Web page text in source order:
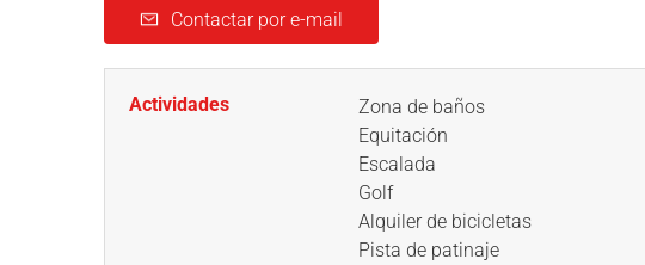
Contactar por e-mail
Actividades
Zona de baños
Equitación
Escalada
Golf
Alquiler de bicicletas
Pista de patinaje